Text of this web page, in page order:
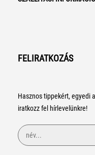
FELIRATKOZÁS
Hasznos tippekért, egyedi
iratkozz fel hírlevelünkre!